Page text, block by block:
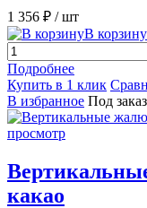
1 356 ₽ / шт
В корзину
Подробнее
Купить в 1 клик
В избранное Под заказ
просмотр
какао